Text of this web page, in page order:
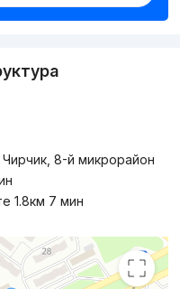
8-й микрорайон
1.8км 7 мин